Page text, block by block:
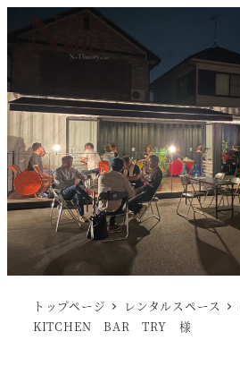
トップページ レンタルスペース
KITCHEN BAR TRY 様